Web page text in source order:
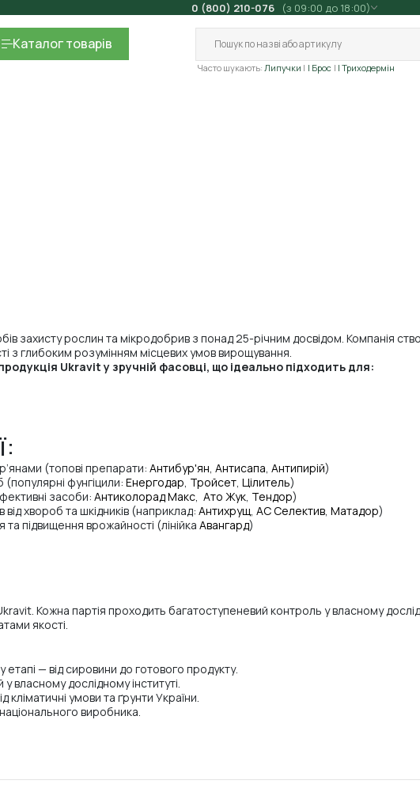
0 (800) 210-076 (з 09:00 до 18:00)
Каталогтоварів
Часто шукають: Липучки | Брос | Триходермін
захисту рослин та мікродобрив з понад 25-річним досвідом. Компанія
з глибоким розумінням місцевих умов вирощування.
Ukravit у зручній фасовці, що ідеально підходить для:
(топові препарати: Антибур'ян, Антисапа, Антипирій)
(популярні фунгіцили: Енергодар, Тройсет, Цілитель)
засоби: Антиколорад Макс, Ато Жук, Тендор)
хвороб та шкідників (наприклад: Антихрущ, АС Селектив, Матадор)
підвищення врожайності (лінійка Авангард)
Кожна партія проходить багатоступеневий контроль у власному
якості.
— від сировини до готового продукту.
власному дослідному інституті.
кліматичні умови та ґрунти України.
виробника.